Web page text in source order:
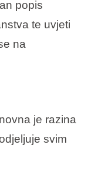
popis
te uvjeti
na
je razina
svim